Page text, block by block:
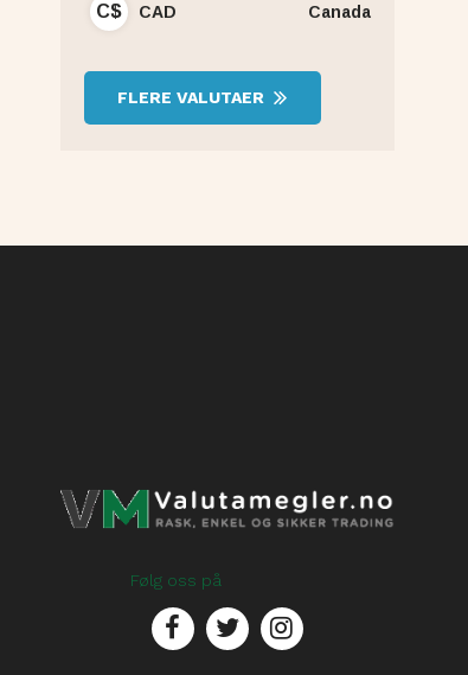
C$ CAD Canada
FLERE VALUTAER
Følg oss på